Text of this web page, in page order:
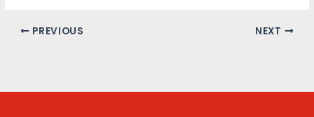
PREVIOUS NEXT